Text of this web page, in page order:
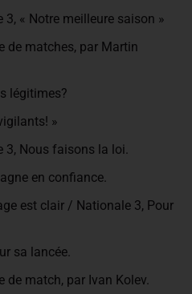
« Notre meilleure saison »
matches, par Martin
légitimes?
»
Nous faisons la loi.
en confiance.
est clair / Nationale 3, Pour
sa lancée.
match, par Ivan Kolev.